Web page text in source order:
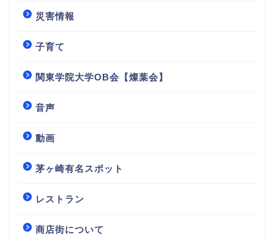
災害情報
子育て
関東学院大学OB会【燦葉会】
音声
動画
茅ヶ崎有名スポット
レストラン
商店街について